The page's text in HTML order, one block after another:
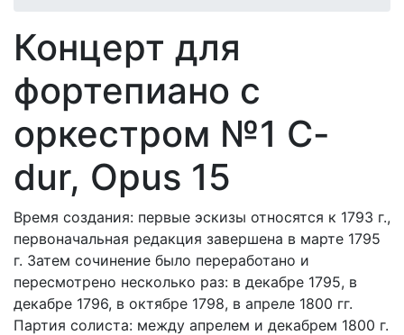
Концерт для
фортепиано с
оркестром №1 C-
dur, Opus 15
Время создания: первые эскизы относятся к 1793 г.,
первоначальная редакция завершена в марте 1795
г. Затем сочинение было переработано и
пересмотрено несколько раз: в декабре 1795, в
декабре 1796, в октябре 1798, в апреле 1800 гг.
Партия солиста: между апрелем и декабрем 1800 г.